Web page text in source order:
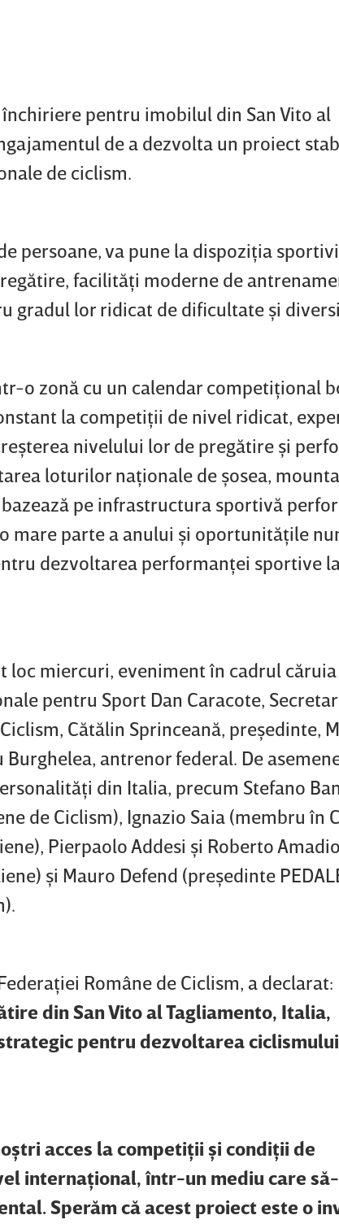
pentru imobilul din San Vito al
de a dezvolta un proiect
de ciclism.
persoane, va pune la dispoziţia
facilităţi moderne de
gradul lor ridicat de dificultate şi
o zonă cu un calendar competiţional
la competiţii de nivel ridicat,
nivelului lor de pregătire şi
loturilor naţionale de şosea,
pe infrastructura sportivă
mare parte a anului şi oportunităţile
dezvoltarea performanţei sportive
loc miercuri, eveniment în cadrul
pentru Sport Dan Caracote,
Cătălin Sprinceană, preşedinte,
antrenor federal. De
din Italia, precum Stefano
de Ciclism), Ignazio Saia (membru în
Pierpaolo Addesi şi Roberto Amadio
şi Mauro Defend (preşedinte
Române de Ciclism, a declarat:
din San Vito al Tagliamento, Italia,
pentru dezvoltarea ciclismului
acces la competiţii şi condiţii de
internaţional, într-un mediu care
Sperăm că acest proiect este o